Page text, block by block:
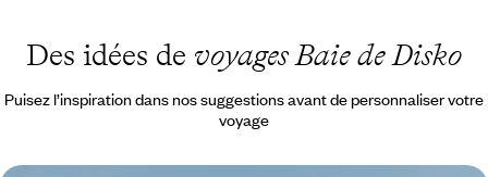
Des idées de voyages Baie de Disko
Puisez l’inspiration dans nos suggestions avant de personnaliser votre
voyage